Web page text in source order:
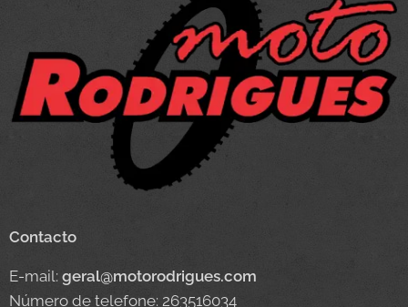
Contacto
E-mail: geral@motorodrigues.com
Número de telefone: 263516034